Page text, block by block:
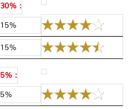
30% :
15%
15%
5% :
5%